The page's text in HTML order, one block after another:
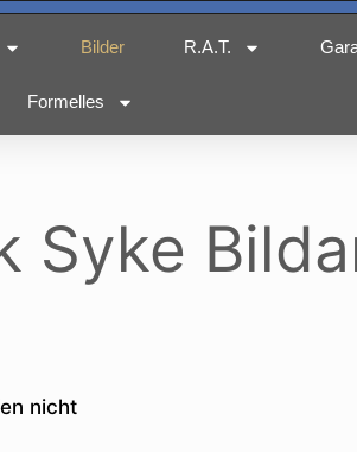
Bilder R.A.T.
Formelles
Syke
nicht